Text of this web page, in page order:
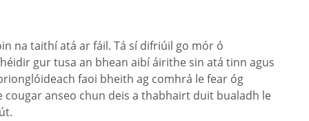
na taithí atá ar fáil. Tá sí difriúil go mór ó
gur tusa an bhean aibí áirithe sin atá tinn agus
faoi bheith ag comhrá le fear óg
anseo chun deis a thabhairt duit bualadh le